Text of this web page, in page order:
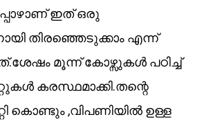
ഇത് ഒരു
തിരഞ്ഞെടുക്കാം എന്ന്
മൂന്ന് കോഴ്സുകൾ പഠിച്ച്
കരസ്ഥമാക്കി.തന്റെ
കൊണ്ടും ,വിപണിയിൽ ഉള്ള